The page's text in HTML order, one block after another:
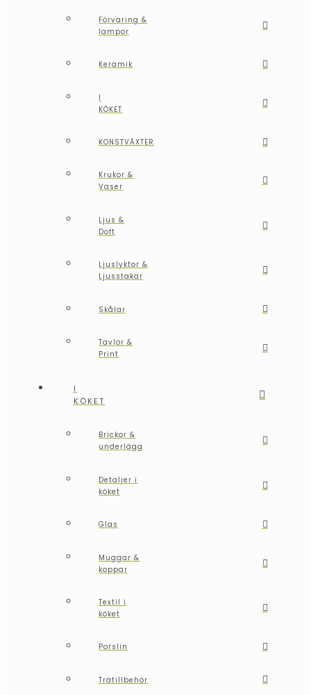
LÄGG I
LÄGG I
LÄGG I
LÄGG I
Förvaring &
lampor
Keramik
I
KÖKET
KONSTVÄXTER
Krukor &
Vaser
Ljus &
Doft
Ljuslyktor &
Ljusstakar
Skålar
Tavlor &
Print
I
KÖKET
Brickor &
underlägg
Detaljer i
köket
Glas
Muggar &
koppar
Textil i
köket
Porslin
Trätillbehör